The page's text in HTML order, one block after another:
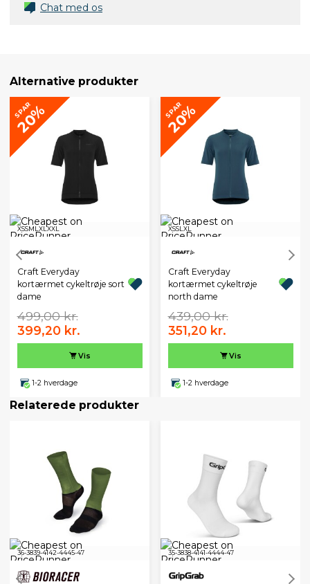
Chat med os
Alternative produkter
SPAR
20%
XSSML XLXXL
Craft Everyday
kortærmet cykeltrøje sort
dame
499,00 kr.
399,20 kr.
Vis
1-2 hverdage
SPAR
20%
XSSL XL
Craft Everyday
kortærmet cykeltrøje
north dame
439,00 kr.
351,20 kr.
Vis
1-2 hverdage
Relaterede produkter
36-3839-4142-4445-47 35-3838-4141-4444-47